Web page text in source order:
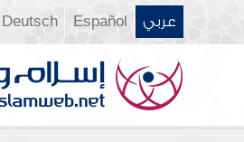
عربي Español
Deutsch